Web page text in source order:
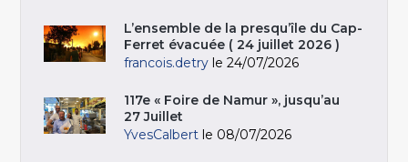
L’ensemble de la presqu’île du Cap-
Ferret évacuée ( 24 juillet 2026 )
francois.detry le 24/07/2026
117e « Foire de Namur », jusqu’au
27 Juillet
YvesCalbert le 08/07/2026